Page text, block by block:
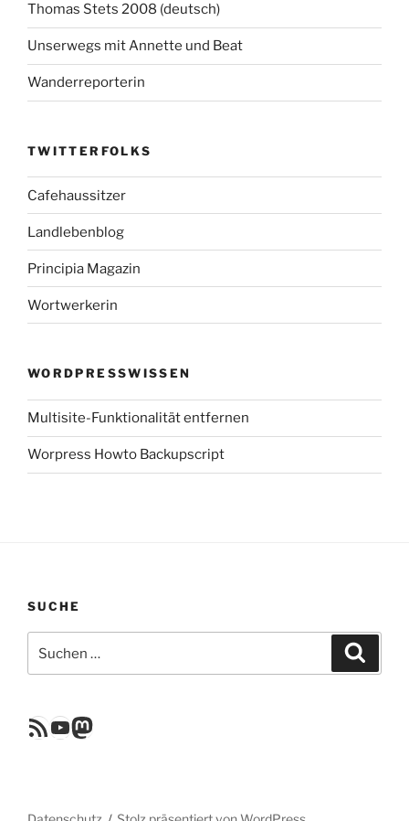
Thomas Stets 2008 (deutsch)
Unserwegs mit Annette und Beat
Wanderreporterin
TWITTERFOLKS
Cafehaussitzer
Landlebenblog
Principia Magazin
Wortwerkerin
WORDPRESSWISSEN
Multisite-Funktionalität entfernen
Worpress Howto Backupscript
SUCHE
nach:
RSS FeedYouTube
Mastodon